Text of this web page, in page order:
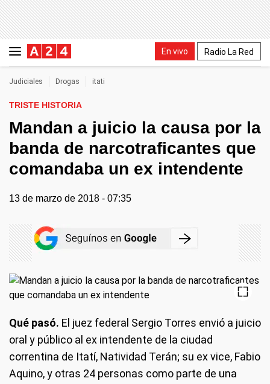
En vivo Radio La Red
Judiciales Drogas itati
TRISTE HISTORIA
Mandan a juicio la causa por la
banda de narcotraficantes que
comandaba un ex intendente
13 de marzo de 2018 - 07:35
Qué pasó. El juez federal Sergio Torres envió a juicio
oral y público al ex intendente de la ciudad
correntina de Itatí, Natividad Terán; su ex vice, Fabio
Aquino, y otras 24 personas como parte de una